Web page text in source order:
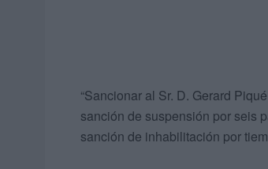
“Sancionar al Sr. D. Gerard
sanción de suspensión por seis
sanción de inhabilitación por